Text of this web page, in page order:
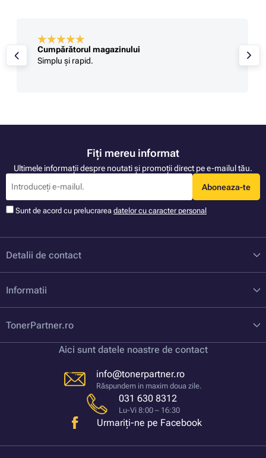
Cumpărătorul magazinului
Simplu și rapid.
Fiți mereu informat
Ultimele informații despre noutati și promoții direct pe e-mailul tău.
Aboneaza-te
Sunt de acord cu prelucrarea datelor cu caracter personal
Detalii de contact
Informatii
TonerPartner.ro
Aici sunt datele noastre de contact
info@tonerpartner.ro
Răspundem in maxim doua zile.
031 630 8312
Lu-Vi 8:00 – 16:30
Urmariți-ne pe Facebook